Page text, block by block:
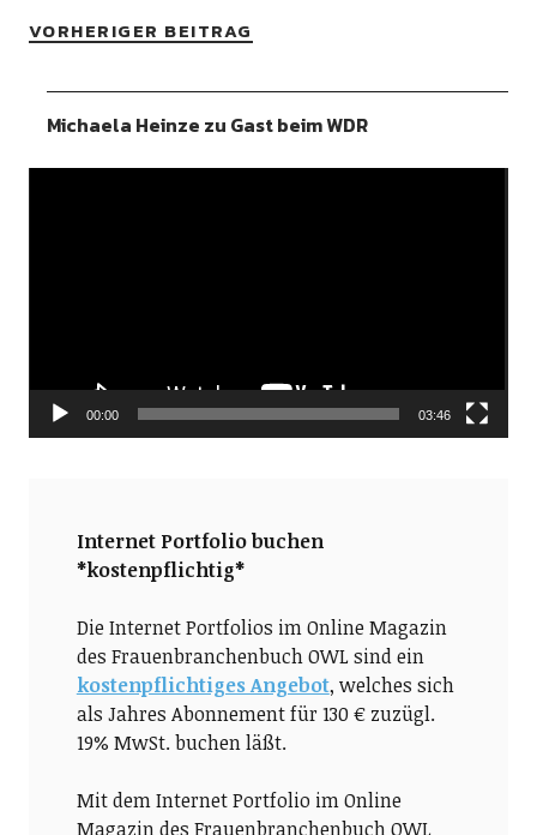
VORHERIGER BEITRAG
Michaela Heinze zu Gast beim WDR
00:00 03:46
Internet Portfolio buchen
*kostenpflichtig*
Die Internet Portfolios im Online Magazin
des Frauenbranchenbuch OWL sind ein
kostenpflichtiges Angebot, welches sich
als Jahres Abonnement für 130 € zuzügl.
19% MwSt. buchen läßt.
Mit dem Internet Portfolio im Online
Magazin des Frauenbranchenbuch OWL